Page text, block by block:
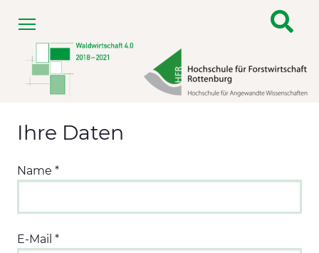
Ihre Daten
Name *
E-Mail *